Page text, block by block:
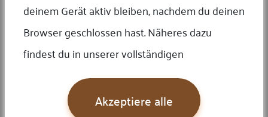
Online Auktion
Wir bieten eine breite Produktpalette in Form von Angeboten,
Direktkäufen oder Verhandlungen an. Schauen Sie sich unsere
wöchentlichen Auktionen an, um Produkte zu fairen Preisen zu finden.
vorbereitung der Auktion und Beantwortung aller...Mehr
deinem Gerät aktiv bleiben, nachdem du deinen
Browser geschlossen hast. Näheres dazu
findest du in unserer vollständigen
Akzeptiere alle